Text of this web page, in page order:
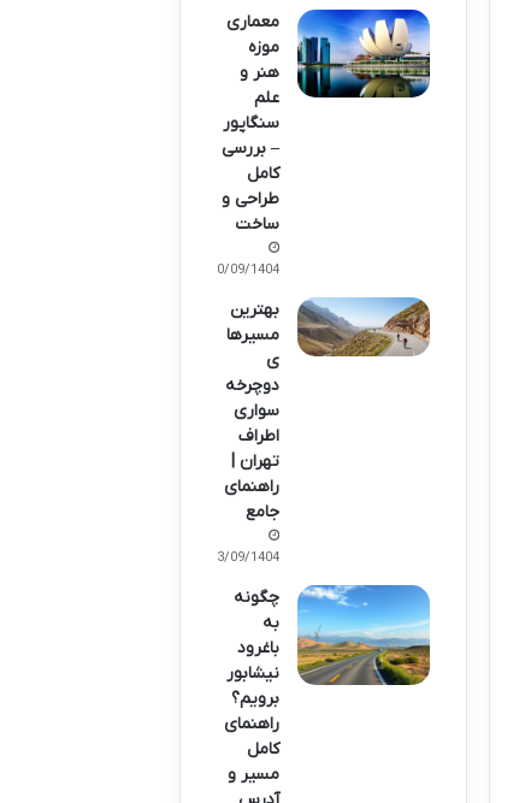
معماری
موزه
هنر و
علم
سنگاپور
– بررسی
کامل
طراحی و
ساخت
30/09/1404
بهترین
مسیرها
ی
دوچرخه‌
سواری
اطراف
تهران |
راهنمای
جامع
23/09/1404
چگونه
به
باغرود
نیشابور
برویم؟
راهنمای
کامل
مسیر و